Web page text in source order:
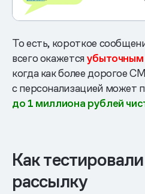
То есть, короткое
всего окажетсяубыточным
когда как более дорогое
с персонализацией может
до 1 миллиона рублей
Как
рассылку